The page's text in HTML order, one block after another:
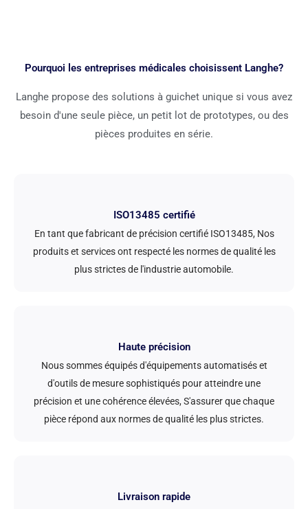
Pourquoi les entreprises médicales choisissent Langhe?
Langhe propose des solutions à guichet unique si vous avez
besoin d'une seule pièce, un petit lot de prototypes, ou des
pièces produites en série.
ISO13485 certifié
En tant que fabricant de précision certifié ISO13485, Nos
produits et services ont respecté les normes de qualité les
plus strictes de l'industrie automobile.
Haute précision
Nous sommes équipés d'équipements automatisés et
d'outils de mesure sophistiqués pour atteindre une
précision et une cohérence élevées, S'assurer que chaque
pièce répond aux normes de qualité les plus strictes.
Livraison rapide